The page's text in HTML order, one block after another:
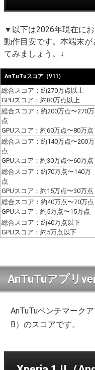
▼以下は2026年現在に
動作目安です。本端末
てみましょう。↓
AnTuTuスコア（V11）
総合スコア：約270万点以上
GPUスコア：約80万点以上
総合スコア：約200万点〜270万
点
GPUスコア：約60万点〜80万点
総合スコア：約140万点〜200万
点
GPUスコア：約30万点〜60万点
総合スコア：約70万点〜140万
点
GPUスコア：約15万点〜30万点
総合スコア：約40万点〜70万点
GPUスコア：約5万点〜15万点
総合スコア：約40万点以下
GPUスコア：約5万点以下
AnTuTuアプリ
AnTuTuベンチマーク
B）のスコアです。